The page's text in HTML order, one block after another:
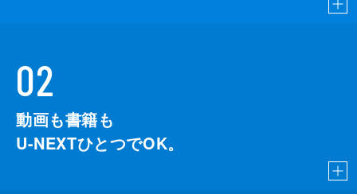
02
動画も書籍も
U-NEXTひとつでOK。